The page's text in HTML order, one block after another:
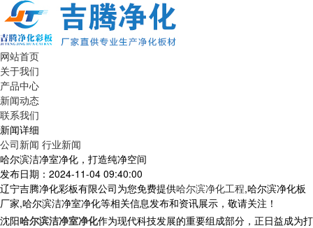
网站首页
关于我们
产品中心
新闻动态
联系我们
新闻详细
公司新闻 行业新闻
哈尔滨洁净室净化，打造纯净空间
发布日期：2024-11-04 09:40:00
辽宁吉腾净化彩板有限公司为您免费提供哈尔滨净化工程,哈尔滨净化板
厂家,哈尔滨洁净室净化等相关信息发布和资讯展示，敬请关注！
沈阳哈尔滨洁净室净化作为现代科技发展的重要组成部分，正日益成为打